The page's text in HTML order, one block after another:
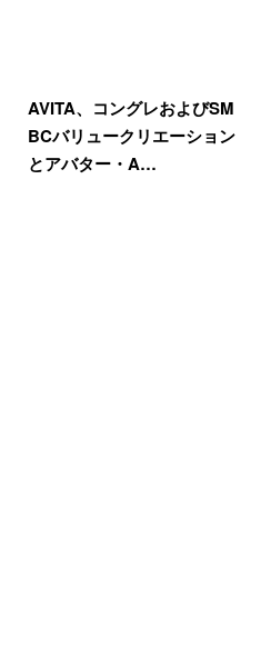
AVITA、コングレおよびSM
BCバリュークリエーション
とアバター・A…